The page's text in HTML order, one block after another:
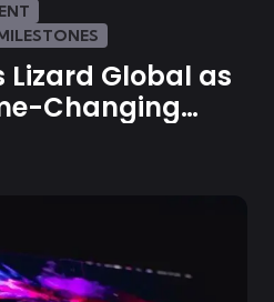
Global as
Changing
in the